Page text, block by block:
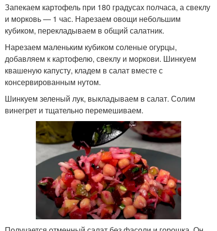
Запекаем картофель при 180 градусах полчаса, а свеклу
и морковь — 1 час. Нарезаем овощи небольшим
кубиком, перекладываем в общий салатник.
Нарезаем маленьким кубиком соленые огурцы,
добавляем к картофелю, свеклу и моркови. Шинкуем
квашеную капусту, кладем в салат вместе с
консервированным нутом.
Шинкуем зеленый лук, выкладываем в салат. Солим
винегрет и тщательно перемешиваем.